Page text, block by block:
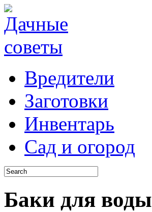
Вредители
Заготовки
Инвентарь
Сад и огород
Баки для воды